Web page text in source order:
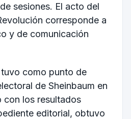
sesiones. El acto del
corresponde a
y de comunicación
como punto de
de Sheinbaum en
con los resultados
editorial, obtuvo